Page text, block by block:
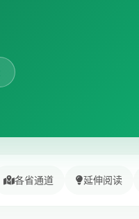
各省通道 延伸阅读